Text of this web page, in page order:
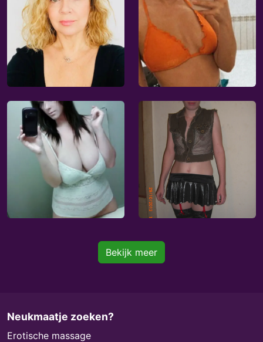
Bekijk meer
Neukmaatje zoeken?
Erotische massage